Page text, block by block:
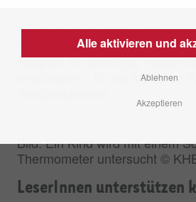
Dank der Unterstützer-
Kirche+Leben "KLup" konnte
Hospital ein wichtiges
anschaffen – für die kleinsten
Bild: Ein Kind wird mit einem
Thermometer untersucht ©
LeserInnen unterstützen
Ablehnen
Akzeptieren
Alle aktivieren und